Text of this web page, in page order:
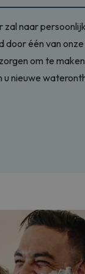
naar
één van
om te
u nieuwe
sbjs_current
sbjs_first